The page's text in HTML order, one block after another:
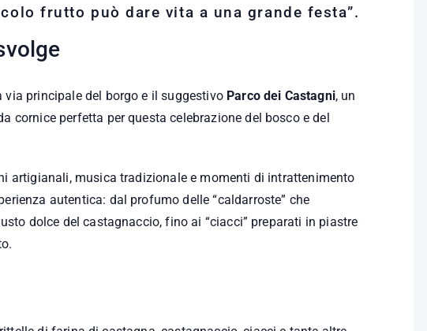
frutto può dare vita a una grande festa”.
principale del borgo e il suggestivo Parco dei Castagni, un
cornice perfetta per questa celebrazione del bosco e del
artigianali, musica tradizionale e momenti di intrattenimento
autentica: dal profumo delle “caldarroste” che
dolce del castagnaccio, fino ai “ciacci” preparati in piastre